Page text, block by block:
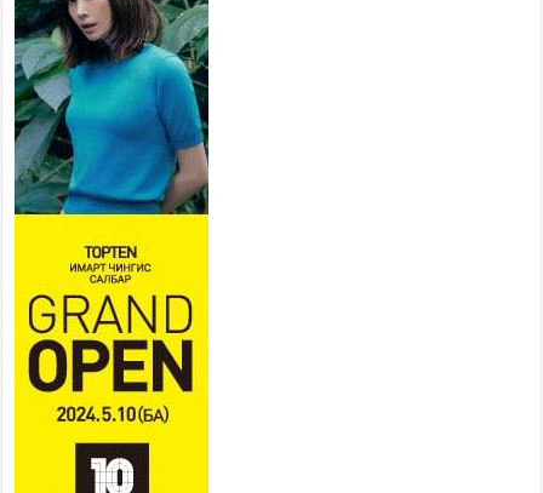
2026 оны 7 сар 22 / 9 цаг 28 минут
Б.Пүрэвдагва: “Урт цагаан”-ыг
залуучууд чөлөөт цагаа
өнгөрүүлдэг, жуулчид зорьж
ирдэг цэг болгоно
2026 оны 7 сар 21 / 16 цаг 47 минут
Тусгай замын автобус /BRT/ төслийн удирдах
хорооны ээлжит хуралдаан боллоо
Ерөнхий сайд Н.Учрал БНХАУ-аас Монгол Улсад
суугаа Элчин сайд Шэнь Миньжюанийг хүлээн
авч уулзав
2026 оны 7 сар 21 / 16 цаг 39 минут
БҮГД НАЙРАМДАХ ТАЖИКИСТАН УЛСТАЙ
ЭДИЙН ЗАСГИЙН ХАМТЫН АЖИЛЛАГААГ
ӨРГӨЖҮҮЛНЭ
2026 оны 7 сар 21 / 16 цаг 34 минут
26,992 суралцагч хотхоны бага сургуульд, 8100